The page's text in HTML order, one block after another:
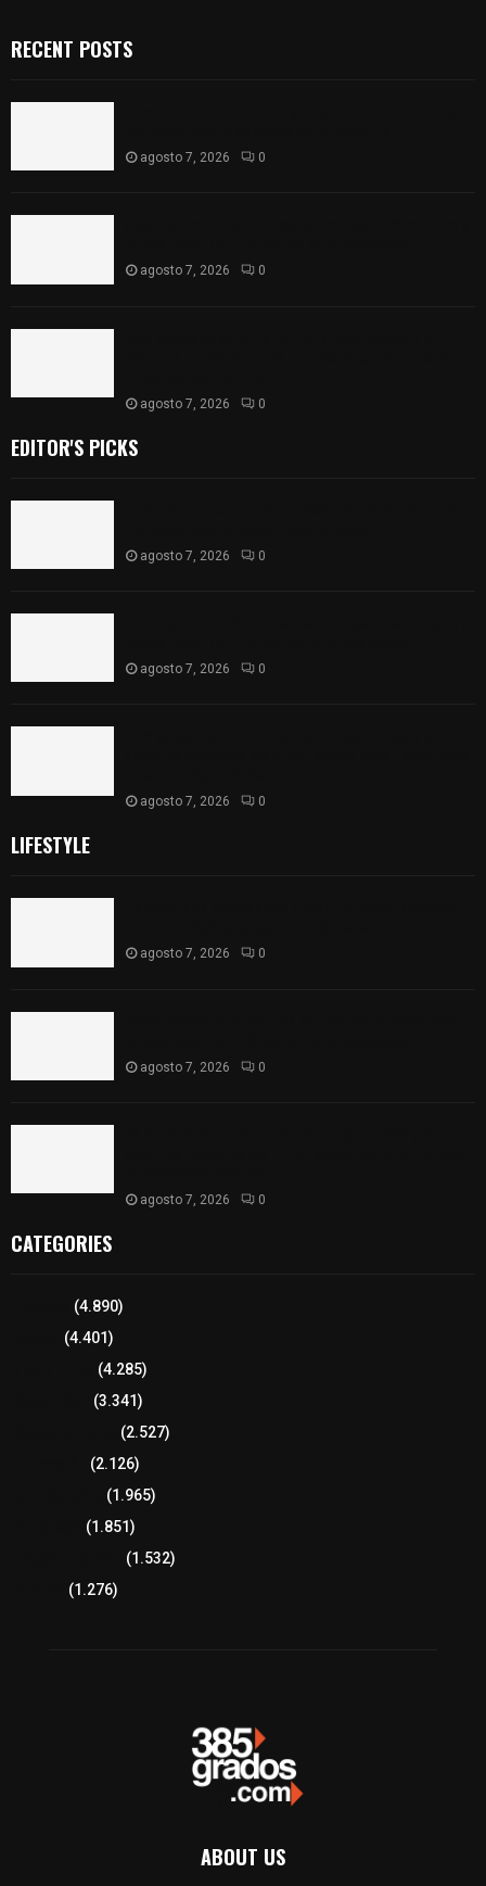
RECENT POSTS
agosto 7, 2026 0
agosto 7, 2026 0
agosto 7, 2026 0
EDITOR'S PICKS
agosto 7, 2026 0
agosto 7, 2026 0
agosto 7, 2026 0
LIFESTYLE
agosto 7, 2026 0
agosto 7, 2026 0
agosto 7, 2026 0
CATEGORIES
(4.890)
(4.401)
(4.285)
(3.341)
(2.527)
(2.126)
(1.965)
(1.851)
(1.532)
(1.276)
ABOUT US